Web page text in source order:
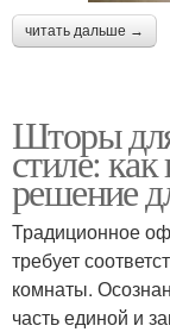
читать дальше →
Шторы
стиле:
решение
Традиционное
требует
комнаты.
часть единой и